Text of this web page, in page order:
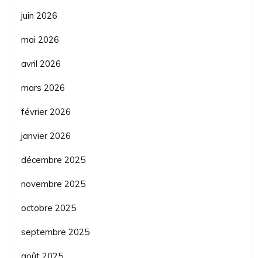
juin 2026
mai 2026
avril 2026
mars 2026
février 2026
janvier 2026
décembre 2025
novembre 2025
octobre 2025
septembre 2025